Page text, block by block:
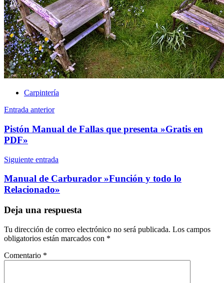
Carpintería
Navegación
de
entradas
Entrada anterior
Pistón Manual de Fallas que presenta »Gratis en
PDF»
Siguiente entrada
Manual de Carburador »Función y todo lo
Relacionado»
Deja una respuesta
Tu dirección de correo electrónico no será publicada. Los campos
obligatorios están marcados con *
Comentario *